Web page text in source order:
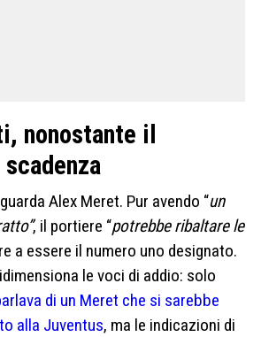
nonostante il
Alex Meret. Pur avendo “un
, il portiere “potrebbe ribaltare le
a essere il numero uno designato.
le voci di addio: solo
di un Meret che si sarebbe
alla Juventus, ma le indicazioni di